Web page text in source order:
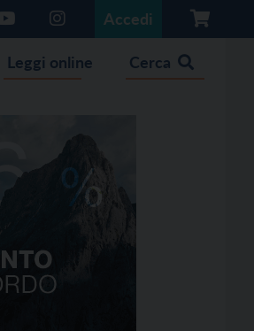
Accedi
Leggi online Cerca